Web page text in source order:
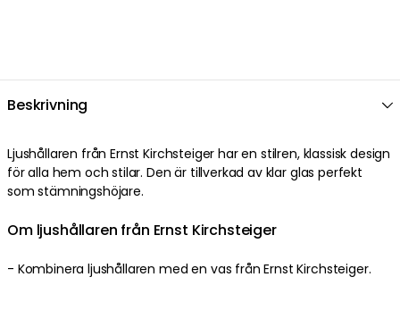
Beskrivning
Ljushållaren från Ernst Kirchsteiger har en stilren, klassisk design
för alla hem och stilar. Den är tillverkad av klar glas perfekt
som stämningshöjare.
Om ljushållaren från Ernst Kirchsteiger
- Kombinera ljushållaren med en vas från Ernst Kirchsteiger.